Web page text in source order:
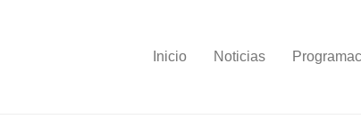
Inicio Noticias